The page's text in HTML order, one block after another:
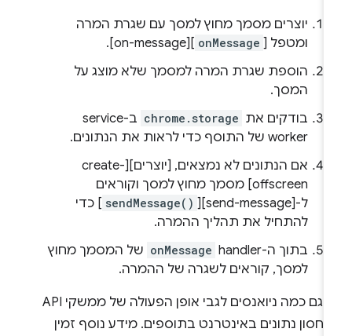
יוצרים מסמך מחוץ למסך עם שגרת המרה
ומטפל [ onMessage
][on-message].
הוספת שגרת המרה למסמך שלא מוצג על
המסך.
בודקים את chrome.storage
ב-service
worker של התוסף כדי לראות את הנתונים.
אם הנתונים לא נמצאים, [יוצרים][create-
offscreen] מסמך מחוץ למסך וקוראים
sendMessage() ][send-message] כדי
להתחיל את תהליך ההמרה.
בתוך ה-handler‏
onMessage של המסמך מחוץ
למסך, קוראים לשגרה של ההמרה.
יש גם כמה ניואנסים לגבי אופן הפעולה של ממשקי API
נתונים באינטרנט בתוספים. מידע נוסף זמין